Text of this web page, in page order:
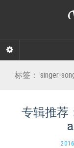
标签： singer-
专辑推荐